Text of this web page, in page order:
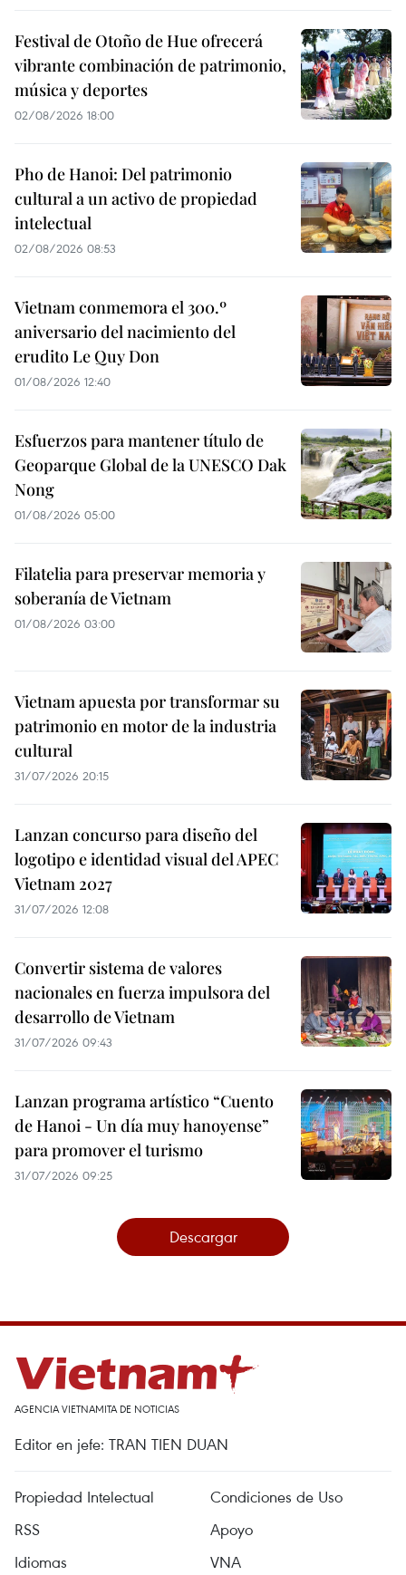
Festival de Otoño de Hue ofrecerá
vibrante combinación de patrimonio,
música y deportes
02/08/2026 18:00
Pho de Hanoi: Del patrimonio
cultural a un activo de propiedad
intelectual
02/08/2026 08:53
Vietnam conmemora el 300.º
aniversario del nacimiento del
erudito Le Quy Don
01/08/2026 12:40
Esfuerzos para mantener título de
Geoparque Global de la UNESCO Dak
Nong
01/08/2026 05:00
Filatelia para preservar memoria y
soberanía de Vietnam
01/08/2026 03:00
Vietnam apuesta por transformar su
patrimonio en motor de la industria
cultural
31/07/2026 20:15
Lanzan concurso para diseño del
logotipo e identidad visual del APEC
Vietnam 2027
31/07/2026 12:08
Convertir sistema de valores
nacionales en fuerza impulsora del
desarrollo de Vietnam
31/07/2026 09:43
Lanzan programa artístico “Cuento
de Hanoi - Un día muy hanoyense”
para promover el turismo
31/07/2026 09:25
Descargar
AGENCIA VIETNAMITA DE NOTICIAS
Editor en jefe: TRAN TIEN DUAN
Propiedad Intelectual
Condiciones de Uso
RSS
Apoyo
Idiomas
VNA